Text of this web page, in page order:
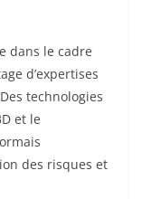
dans le cadre
d’expertises
technologies
et le
des risques et